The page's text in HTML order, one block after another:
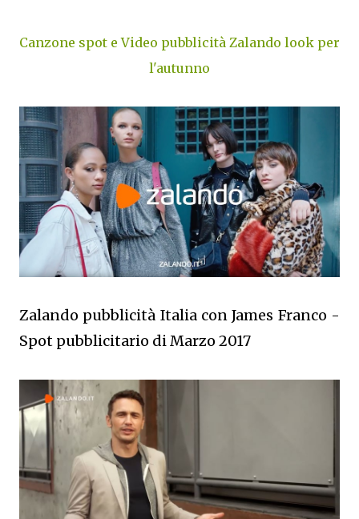
Canzone spot e Video pubblicità Zalando look per
l'autunno
Zalando pubblicità Italia con James Franco -
Spot pubblicitario di Marzo 2017